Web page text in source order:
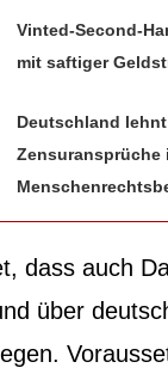
Vinted-Second-
mit saftiger
Deutschland lehnt
Zensuransprüche
dass auch
über